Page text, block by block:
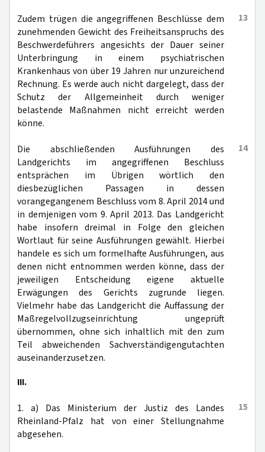
13
Zudem trügen die angegriffenen Beschlüsse dem
zunehmenden Gewicht des Freiheitsanspruchs des
Beschwerdeführers angesichts der Dauer seiner
Unterbringung in einem psychiatrischen
Krankenhaus von über 19 Jahren nur unzureichend
Rechnung. Es werde auch nicht dargelegt, dass der
Schutz der Allgemeinheit durch weniger
belastende Maßnahmen nicht erreicht werden
könne.
14
Die abschließenden Ausführungen des
Landgerichts im angegriffenen Beschluss
entsprächen im Übrigen wörtlich den
diesbezüglichen Passagen in dessen
vorangegangenem Beschluss vom 8. April 2014 und
in demjenigen vom 9. April 2013. Das Landgericht
habe insofern dreimal in Folge den gleichen
Wortlaut für seine Ausführungen gewählt. Hierbei
handele es sich um formelhafte Ausführungen, aus
denen nicht entnommen werden könne, dass der
jeweiligen Entscheidung eigene aktuelle
Erwägungen des Gerichts zugrunde liegen.
Vielmehr habe das Landgericht die Auffassung der
Maßregelvollzugseinrichtung ungeprüft
übernommen, ohne sich inhaltlich mit den zum
Teil abweichenden Sachverständigengutachten
auseinanderzusetzen.
III.
15
1. a) Das Ministerium der Justiz des Landes
Rheinland-Pfalz hat von einer Stellungnahme
abgesehen.